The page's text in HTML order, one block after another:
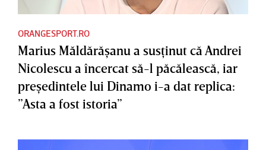
ORANGESPORT.RO
Marius Măldărăşanu a susţinut că Andrei
Nicolescu a încercat să-l păcălească, iar
preşedintele lui Dinamo i-a dat replica:
”Asta a fost istoria”